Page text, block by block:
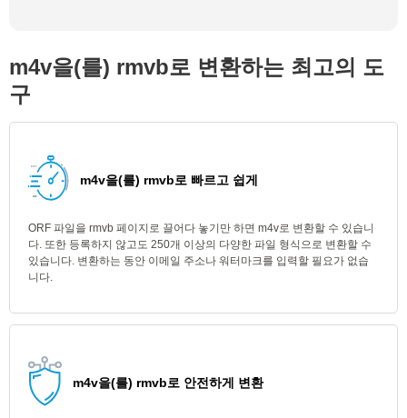
m4v을(를) rmvb로 변환하는 최고의 도
구
m4v을(를) rmvb로 빠르고 쉽게
ORF 파일을 rmvb 페이지로 끌어다 놓기만 하면 m4v로 변환할 수 있습니
다. 또한 등록하지 않고도 250개 이상의 다양한 파일 형식으로 변환할 수
있습니다. 변환하는 동안 이메일 주소나 워터마크를 입력할 필요가 없습
니다.
m4v을(를) rmvb로 안전하게 변환